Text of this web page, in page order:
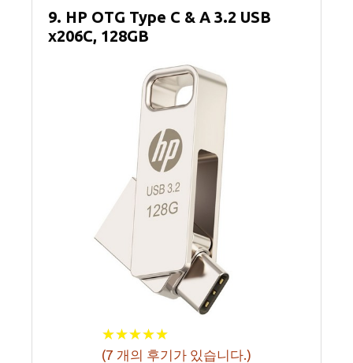
9. HP OTG Type C & A 3.2 USB
x206C, 128GB
★★★★★
★★★★★
(7 개의 후기가 있습니다.)